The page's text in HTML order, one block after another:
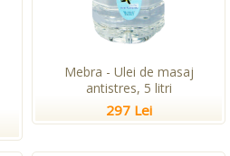
Mebra - Ulei de masaj
antistres, 5 litri
297 Lei